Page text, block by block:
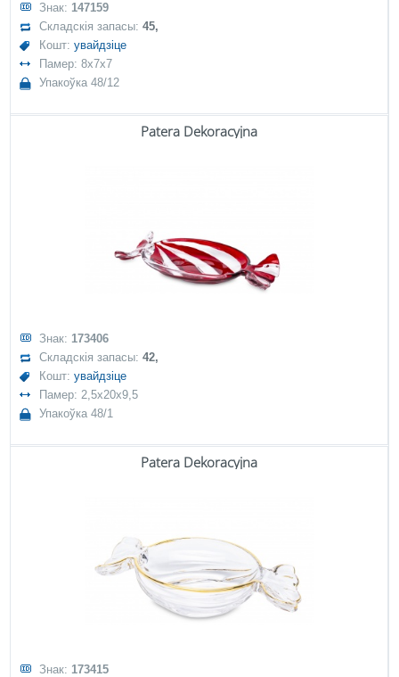
Знак: 147159
Складскія запасы:45,
Кошт:увайдзіце
Памер: 8x7x7
Упакоўка 48/12
Patera Dekoracyjna
Знак: 173406
Складскія запасы:42,
Кошт:увайдзіце
Памер: 2,5x20x9,5
Упакоўка 48/1
Patera Dekoracyjna
Знак: 173415